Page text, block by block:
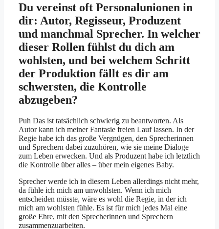
Du vereinst oft Personalunionen in
dir: Autor, Regisseur, Produzent
und manchmal Sprecher. In welcher
dieser Rollen fühlst du dich am
wohlsten, und bei welchem Schritt
der Produktion fällt es dir am
schwersten, die Kontrolle
abzugeben?
Puh Das ist tatsächlich schwierig zu beantworten. Als
Autor kann ich meiner Fantasie freien Lauf lassen. In der
Regie habe ich das große Vergnügen, den Sprecherinnen
und Sprechern dabei zuzuhören, wie sie meine Dialoge
zum Leben erwecken. Und als Produzent habe ich letztlich
die Kontrolle über alles – über mein eigenes Baby.
Sprecher werde ich in diesem Leben allerdings nicht mehr,
da fühle ich mich am unwohlsten. Wenn ich mich
entscheiden müsste, wäre es wohl die Regie, in der ich
mich am wohlsten fühle. Es ist für mich jedes Mal eine
große Ehre, mit den Sprecherinnen und Sprechern
zusammenzuarbeiten.